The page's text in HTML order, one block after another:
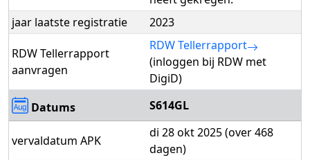
jaar laatste registratie
2023
RDW Tellerrapport
aanvragen
RDW Tellerrapport
(inloggen bij RDW met
DigiD)
Datums
S614GL
vervaldatum APK
di 28 okt 2025 (over 468
dagen)